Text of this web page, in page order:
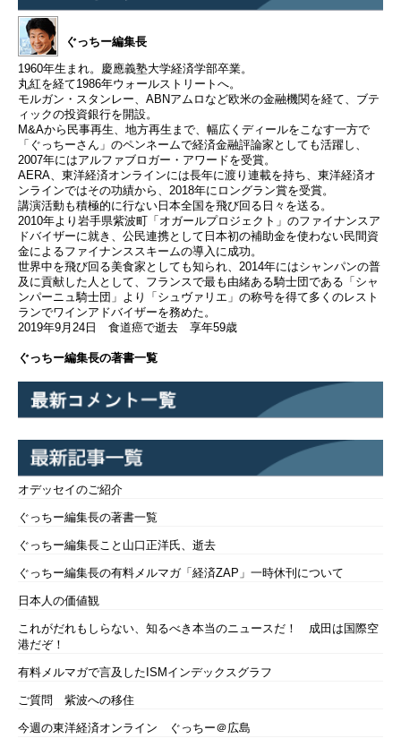
ぐっちー編集長
1960年生まれ。慶應義塾大学経済学部卒業。
丸紅を経て1986年ウォールストリートへ。
モルガン・スタンレー、ABNアムロなど欧米の金融機関を経て、ブテ
ィックの投資銀行を開設。
M&Aから民事再生、地方再生まで、幅広くディールをこなす一方で
「ぐっちーさん」のペンネームで経済金融評論家としても活躍し、
2007年にはアルファブロガー・アワードを受賞。
AERA、東洋経済オンラインには長年に渡り連載を持ち、東洋経済オ
ンラインではその功績から、2018年にロングラン賞を受賞。
講演活動も積極的に行ない日本全国を飛び回る日々を送る。
2010年より岩手県紫波町「オガールプロジェクト」のファイナンスア
ドバイザーに就き、公民連携として日本初の補助金を使わない民間資
金によるファイナンススキームの導入に成功。
世界中を飛び回る美食家としても知られ、2014年にはシャンパンの普
及に貢献した人として、フランスで最も由緒ある騎士団である「シャ
ンパーニュ騎士団」より「シュヴァリエ」の称号を得て多くのレスト
ランでワインアドバイザーを務めた。
2019年9月24日 食道癌で逝去 享年59歳
ぐっちー編集長の著書一覧
オデッセイのご紹介
ぐっちー編集長の著書一覧
ぐっちー編集長こと山口正洋氏、逝去
ぐっちー編集長の有料メルマガ「経済ZAP」一時休刊について
日本人の価値観
これがだれもしらない、知るべき本当のニュースだ！ 成田は国際空
港だぞ！
有料メルマガで言及したISMインデックスグラフ
ご質問 紫波への移住
今週の東洋経済オンライン ぐっちー＠広島